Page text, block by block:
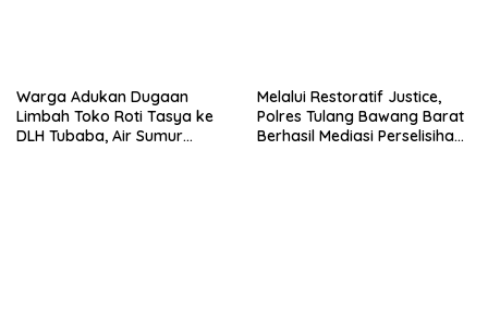
Warga Adukan Dugaan
Limbah Toko Roti Tasya ke
DLH Tubaba, Air Sumur
Melalui Restoratif Justice,
Polres Tulang Bawang Barat
Berhasil Mediasi Perselisihan